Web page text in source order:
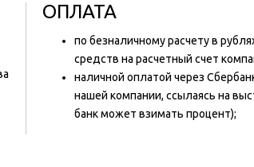
ОПЛАТА
по безналичному расчету в
средств на расчетный счет
наличной оплатой через
нашей компании, ссылаясь на
банк может взимать процент);